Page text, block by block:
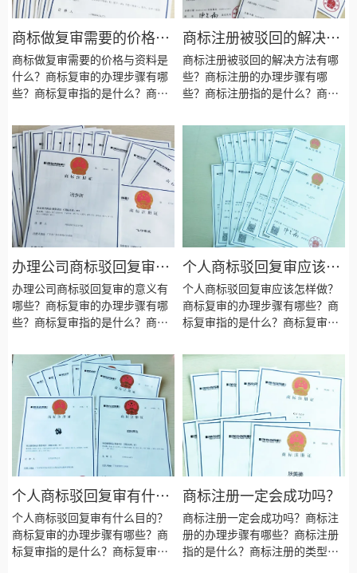
商标做复审需要的价格与
资料是什么？
商标做复审需要的价格与资料是
什么？商标复审的办理步骤有哪
些？商标复审指的是什么？商标
注意些什么？商标复审的目的是
为了什么？商标复审会失败吗？
商标复审需要什么资料？商标复
审需要多长时间？
商标注册被驳回的解决方
法有哪些？
商标注册被驳回的解决方法有哪
些？商标注册的办理步骤有哪
些？商标注册指的是什么？商标
种类有哪些？商标注册要注意些
什么？商标注册的目的是为了什
么？商标注册会失败吗？商标注
册需要什么资料？商标注册的材
料有哪些？商标注册需要多长时
办理公司商标驳回复审的
意义有哪些？
办理公司商标驳回复审的意义有
哪些？商标复审的办理步骤有哪
些？商标复审指的是什么？商标
注意些什么？商标复审的目的是
为了什么？商标复审会失败吗？
商标复审需要什么资料？商标复
审需要多长时间？
个人商标驳回复审应该怎
样做？
个人商标驳回复审应该怎样做？
商标复审的办理步骤有哪些？商
标复审指的是什么？商标复审的
什么？商标复审的目的是为了什
么？商标复审会失败吗？商标复
审需要什么资料？商标复审需要
多长时间？
个人商标驳回复审有什么
目的？
个人商标驳回复审有什么目的？
商标复审的办理步骤有哪些？商
标复审指的是什么？商标复审的
商标注册一定会成功吗？
商标注册一定会成功吗？商标注
册的办理步骤有哪些？商标注册
指的是什么？商标注册的类型有